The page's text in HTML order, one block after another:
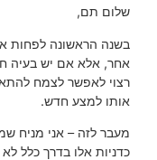
שלום תם,
בשנה הראשונה לפחות
אחר, אלא אם יש בעיה
רצוי לאפשר לצמח
אותו למצע חדש.
מעבר לזה – אני מניח
כדניות אלו בדרך כלל